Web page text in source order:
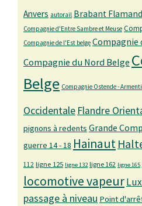
Anvers autorail Brabant Flamand
Compagnie d'Entre Sambre et Meuse
Compagnie de l'Est belge Compagnie
Compagnie du Nord Belge
Belge Compagnie Ostende -
Occidentale Flandre
pignons à redents Grande
guerre 14 - 18 Hainaut
112 ligne 125 ligne 132 ligne 162 ligne 165
locomotive vapeur
passage à niveau Point